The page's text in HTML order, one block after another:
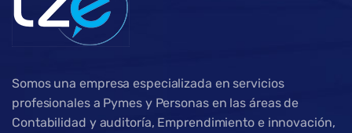
Somos una empresa especializada en servicios
profesionales a Pymes y Personas en las áreas de
Contabilidad y auditoría, Emprendimiento e innovación,